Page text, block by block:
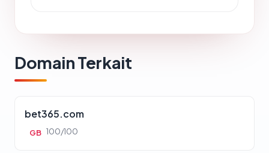
Domain Terkait
bet365.com
GB 100/100